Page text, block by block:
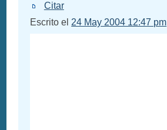
Citar
Escrito el 24 May 2004 12:47 pm